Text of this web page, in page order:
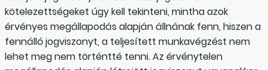
kötelezettségeket úgy kell tekinteni, mintha azok
érvényes megállapodás alapján állnának fenn, hiszen a
fennálló jogviszonyt, a teljesített munkavégzést nem
lehet meg nem történtté tenni. Az érvénytelen